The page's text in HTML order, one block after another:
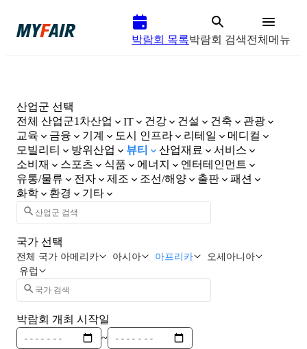
박람회 목록박람회 검색전체메뉴
산업군 선택
전체 산업군1차산업 IT 건강 건설 건축
관광
교육
금융 기계 도시 인프라 리테일
메디컬
모빌리티
방위산업 뷰티 산업재료
서비스
소비재
스포츠 식품 에너지
엔터테인먼트
유통/물류
전자 제조 조선/해양 출판
패션
화학
환경 기타
국가 선택
전체 국가 아메리카 아시아 아프리카
오세아니아
유럽
박람회 개최 시작일
~